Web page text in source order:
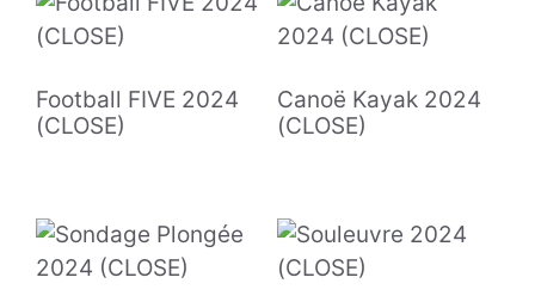
Football FIVE 2024
(CLOSE)
Canoë Kayak 2024
(CLOSE)